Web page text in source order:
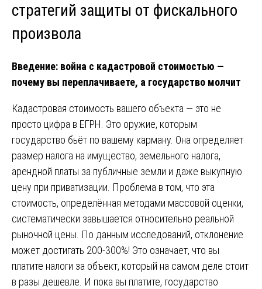
стратегий защиты от фискального
произвола
Введение: война с кадастровой стоимостью —
почему вы переплачиваете, а государство молчит
Кадастровая стоимость вашего объекта — это не
просто цифра в ЕГРН. Это оружие, которым
государство бьёт по вашему карману. Она определяет
размер налога на имущество, земельного налога,
арендной платы за публичные земли и даже выкупную
цену при приватизации. Проблема в том, что эта
стоимость, определённая методами массовой оценки,
систематически завышается относительно реальной
рыночной цены. По данным исследований, отклонение
может достигать 200-300%! Это означает, что вы
платите налоги за объект, который на самом деле стоит
в разы дешевле. И пока вы платите, государство